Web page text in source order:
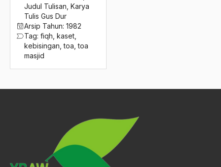
Judul Tulisan Karya
Tulis Gus Dur
Arsip Tahun: 1982
Tag: fiqh kaset
kebisingan ,toa ,toa
masjid
2016
2015
2014
2013
tombo ati
Tommy Soeharto
Tommy svensson
Tradisi Demokrasi
Tradisi Demokraso